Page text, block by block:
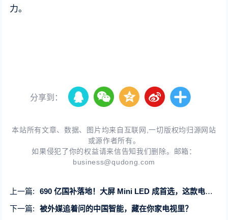
力。
分享到：
本站所有文章、数据、图片均来自互联网,一切版权均归源网站
或源作者所有。
如果侵犯了你的权益请来信告知我们删除。邮箱：
business@qudong.com
上一篇:
690 亿国补落地！大屏 Mini LED 成首选，这款电视凭质价比封神
下一篇:
被外媒追着问的中国智能，藏在你家电视里？